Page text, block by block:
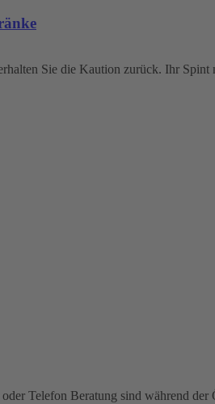
Sie die Kaution zurück. Ihr
Telefon Beratung sind während der